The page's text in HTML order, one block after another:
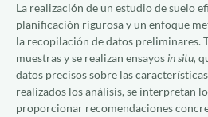
La realización de un estudio de suelo
planificación rigurosa y un enfoque
la recopilación de datos preliminares.
muestras y se realizan ensayosin situ,
datos precisos sobre las
realizados los análisis, se interpretan
proporcionar recomendaciones